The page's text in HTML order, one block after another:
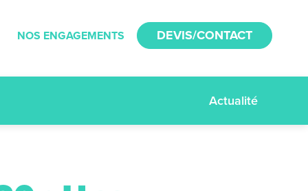
NOS ENGAGEMENTS DEVIS/CONTACT
Actualité